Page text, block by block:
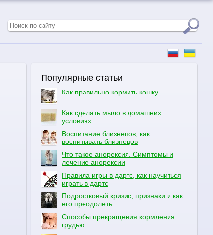
Популярные статьи
Как правильно кормить кошку
Как сделать мыло в домашних
условиях
Воспитание близнецов, как
воспитывать близнецов
Что такое анорексия. Симптомы и
лечение анорексии
Правила игры в дартс, как научиться
играть в дартс
Подростковый кризис, признаки и как
его преодолеть
Способы прекращения кормления
грудью